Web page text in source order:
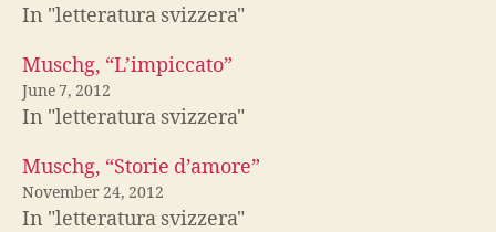
In "letteratura svizzera"
Muschg, “L’impiccato”
June 7, 2012
In "letteratura svizzera"
Muschg, “Storie d’amore”
November 24, 2012
In "letteratura svizzera"